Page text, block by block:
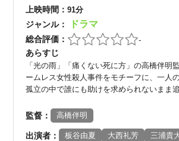
上映時間：91分
ジャンル： ドラマ
総合評価： -
あらすじ
「光の雨」「痛くない死に方」の高橋伴明
ームレス女性殺人事件をモチーフに、一人
孤立の中で誰にも助けを求められないまま
監督： 高橋伴明
出演者： 板谷由夏 大西礼芳 三浦貴